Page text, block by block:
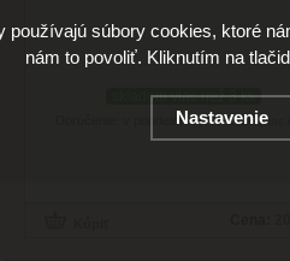
skladom viac než 3 ks
Doručenie: v pondelok 10.08.2026 (viac
používajú súbory cookies, ktoré
nám to povoliť. Kliknutím na
Nastavenie